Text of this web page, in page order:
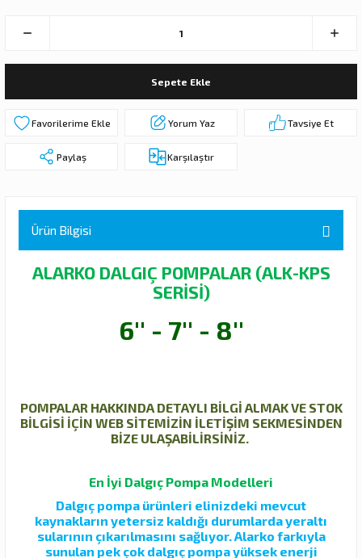
POMPA (MOTOR+POMPA)
Sepete Ekle
Yorum Yaz Tavsiye Et
Paylaş Karşılaştır
Ürün Bilgisi
ALARKO DALGIÇ POMPALAR (ALK-KPS
SERİSİ)
6'' - 7'' - 8''
POMPALAR HAKKINDA DETAYLI BİLGİ ALMAK VE STOK
BİLGİSİ İÇİN WEB SİTEMİZİN İLETİŞİM SEKMESİNDEN
BİZE ULAŞABİLİRSİNİZ.
En İyi Dalgıç Pompa Modelleri
Dalgıç pompa ürünleri elinizdeki mevcut
kaynakların yetersiz kaldığı durumlarda yeraltı
sularının çıkarılmasını sağlıyor. Alarko farkıyla
sunulan pek çok dalgıç pompa yüksek enerji